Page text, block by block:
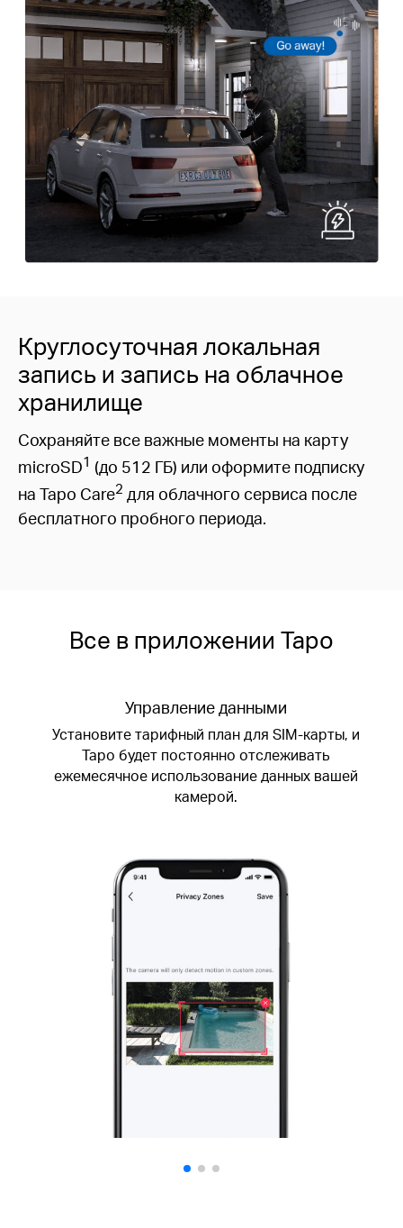
Круглосуточная локальная
запись и запись на облачное
хранилище
Сохраняйте все важные моменты на карту
microSD1 (до 512 ГБ) или оформите подписку
на Tapo Care2 для облачного сервиса после
бесплатного пробного периода.
Все в приложении Tapo
Управление данными
Установите тарифный план для SIM-карты, и
Tapo будет постоянно отслеживать
ежемесячное использование данных вашей
камерой.